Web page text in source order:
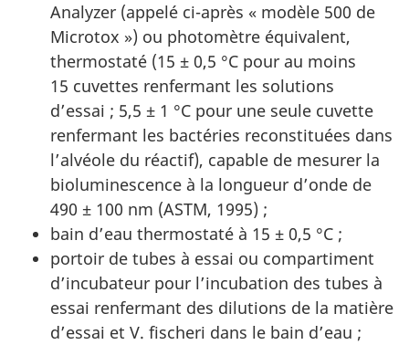
Analyzer (appelé ci-après « modèle 500 de
Microtox ») ou photomètre équivalent,
thermostaté (15 ± 0,5 °C pour au moins
15 cuvettes renfermant les solutions
d’essai ; 5,5 ± 1 °C pour une seule cuvette
renfermant les bactéries reconstituées dans
l’alvéole du réactif), capable de mesurer la
bioluminescence à la longueur d’onde de
490 ± 100 nm (ASTM, 1995) ;
bain d’eau thermostaté à 15 ± 0,5 °C ;
portoir de tubes à essai ou compartiment
d’incubateur pour l’incubation des tubes à
essai renfermant des dilutions de la matière
d’essai et V. fischeri dans le bain d’eau ;